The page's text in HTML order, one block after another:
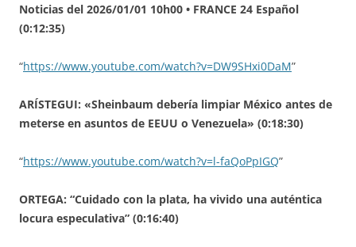
Noticias del 2026/01/01 10h00 • FRANCE 24 Español
(0:12:35)
“https://www.youtube.com/watch?v=DW9SHxi0DaM”
ARÍSTEGUI: «Sheinbaum debería limpiar México antes de
meterse en asuntos de EEUU o Venezuela» (0:18:30)
“https://www.youtube.com/watch?v=l-faQoPpIGQ”
ORTEGA: “Cuidado con la plata, ha vivido una auténtica
locura especulativa” (0:16:40)